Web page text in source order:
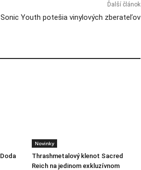
Ďalší článok
Sonic Youth potešia vinylových zberateľov
Novinky
Thrashmetalový klenot Sacred
Reich na jedinom exkluzívnom